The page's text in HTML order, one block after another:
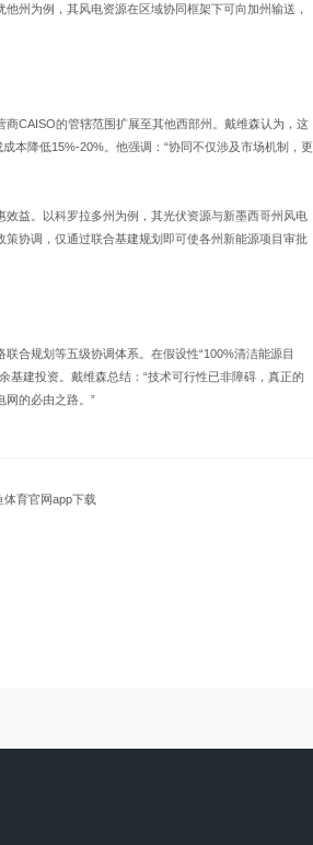
州为例，其风电资源在区域协同框架下可向加州输送，
CAISO的管辖范围扩展至其他西部州。戴维森认为，这
本降低15%-20%。他强调：“协同不仅涉及市场机制，更
益。以科罗拉多州为例，其光伏资源与新墨西哥州风电
协调，仅通过联合基建规划即可使各州新能源项目审批
合规划等五级协调体系。在假设性“100%清洁能源目
基建投资。戴维森总结：“技术可行性已非障碍，真正的
网的必由之路。”
体育官网app下载